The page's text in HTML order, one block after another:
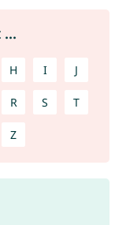
H I J
R S T
Z